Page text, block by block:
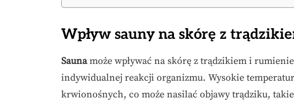
Wpływ sauny na skórę z
Saunamoże wpływać na skórę z trądzikiem i
indywidualnej reakcji organizmu. Wysokie
krwionośnych, co może nasilać objawy trądziku,